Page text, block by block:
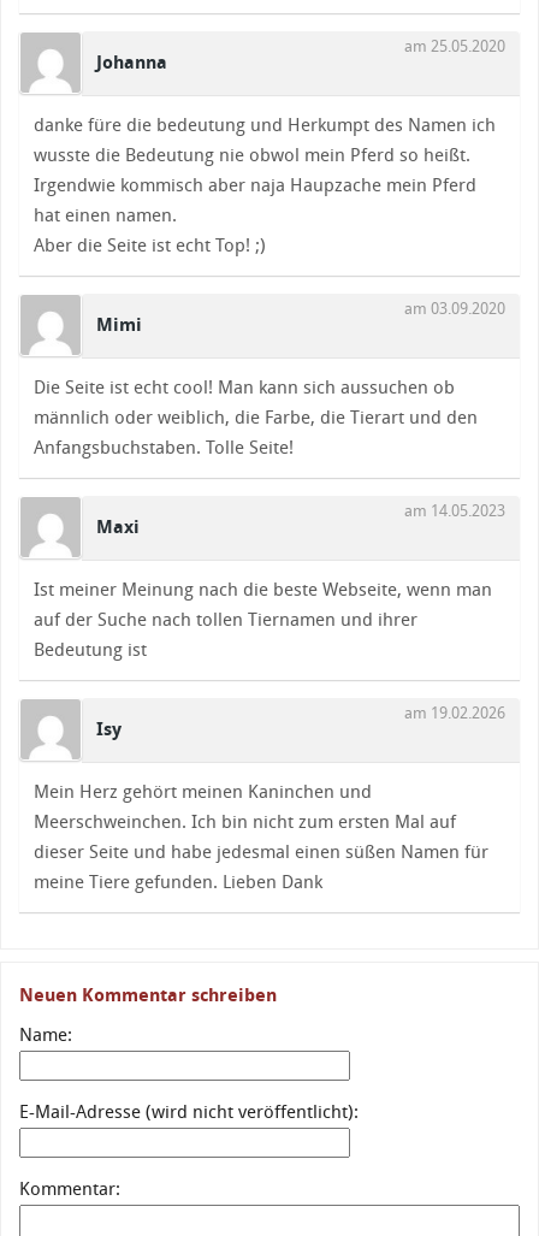
Johanna
am 25.05.2020
danke füre die bedeutung und Herkumpt des Namen ich
wusste die Bedeutung nie obwol mein Pferd so heißt.
Irgendwie kommisch aber naja Haupzache mein Pferd
hat einen namen.
Aber die Seite ist echt Top! ;)
Mimi
am 03.09.2020
Die Seite ist echt cool! Man kann sich aussuchen ob
männlich oder weiblich, die Farbe, die Tierart und den
Anfangsbuchstaben. Tolle Seite!
Maxi
am 14.05.2023
Ist meiner Meinung nach die beste Webseite, wenn man
auf der Suche nach tollen Tiernamen und ihrer
Bedeutung ist
Isy
am 19.02.2026
Mein Herz gehört meinen Kaninchen und
Meerschweinchen. Ich bin nicht zum ersten Mal auf
dieser Seite und habe jedesmal einen süßen Namen für
meine Tiere gefunden. Lieben Dank
Neuen Kommentar schreiben
Name:
E-Mail-Adresse (wird nicht veröffentlicht):
Kommentar: